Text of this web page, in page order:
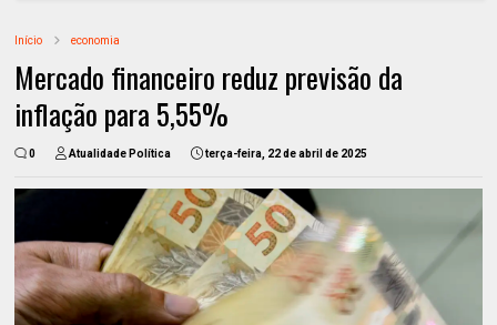
Início economia
Mercado financeiro reduz previsão da
inflação para 5,55%
0 Atualidade Política terça-feira, 22 de abril de 2025